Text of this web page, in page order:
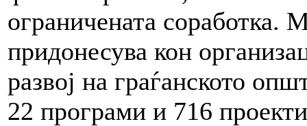
ограничената
придонесува кон
развој на граѓанското
22 програми и 716